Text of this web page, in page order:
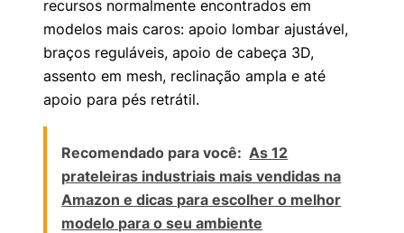
recursos normalmente encontrados em
modelos mais caros: apoio lombar ajustável,
braços reguláveis, apoio de cabeça 3D,
assento em mesh, reclinação ampla e até
apoio para pés retrátil.
Recomendado para você: As 12
prateleiras industriais mais vendidas na
Amazon e dicas para escolher o melhor
modelo para o seu ambiente